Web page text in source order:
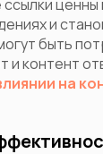
и
быть
контент
на